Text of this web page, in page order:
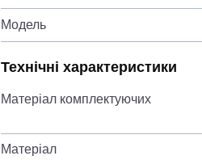
Модель
Технічні характеристики
Матеріал комплектуючих
Матеріал